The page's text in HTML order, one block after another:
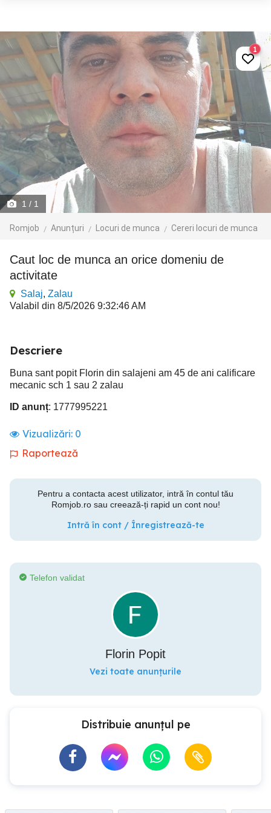
1 / 1
Romjob Anunțuri Locuri de munca Cereri locuri de munca
1
Caut loc de munca an orice domeniu de
activitate
Salaj, Zalau
Valabil din 8/5/2026 9:32:46 AM
Descriere
Buna sant popit Florin din salajeni am 45 de ani calificare
mecanic sch 1 sau 2 zalau
ID anunț: 1777995221
Vizualizări: 0
Raportează
Pentru a contacta acest utilizator, intră în contul tău
Romjob.ro sau creează-ți rapid un cont nou!
Intră în cont / Înregistrează-te
Telefon validat
Florin Popit
Vezi toate anunțurile
Distribuie anunțul pe